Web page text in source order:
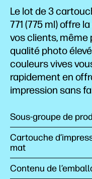
Le lot de 3
771 (775 ml) offre
vos clients, même
qualité photo
couleurs vives
rapidement en
impression sans
Sous-groupe de
Cartouche
mat
Contenu de